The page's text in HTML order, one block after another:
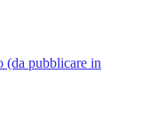
(da pubblicare in